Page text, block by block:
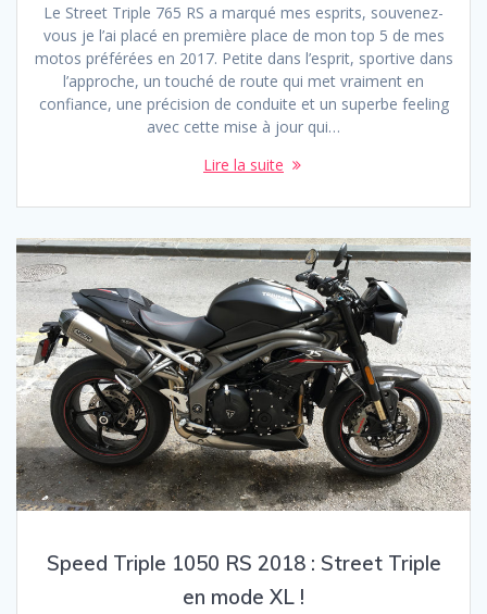
Le Street Triple 765 RS a marqué mes esprits, souvenez-
vous je l’ai placé en première place de mon top 5 de mes
motos préférées en 2017. Petite dans l’esprit, sportive dans
l’approche, un touché de route qui met vraiment en
confiance, une précision de conduite et un superbe feeling
avec cette mise à jour qui…
Lire la suite
Speed Triple 1050 RS 2018 : Street Triple
en mode XL !